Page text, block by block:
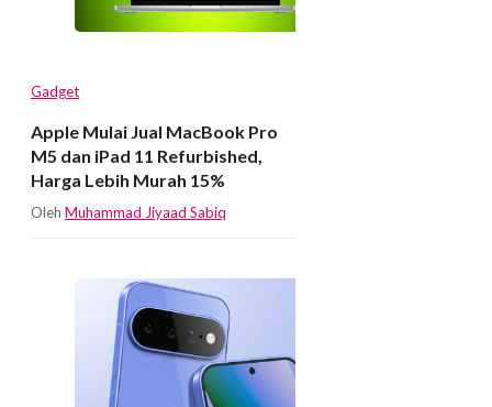
Gadget
Apple Mulai Jual MacBook Pro
M5 dan iPad 11 Refurbished,
Harga Lebih Murah 15%
Oleh Muhammad Jiyaad Sabiq